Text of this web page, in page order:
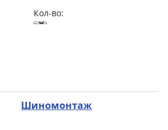
Кол-во:
Шиномонтаж